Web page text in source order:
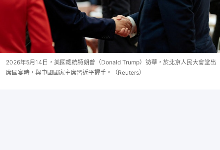
2026年5月14日，美國總統特朗普（Donald Trump）訪華，於北京人民大會堂出
席國宴時，與中國國家主席習近平握手。（Reuters）